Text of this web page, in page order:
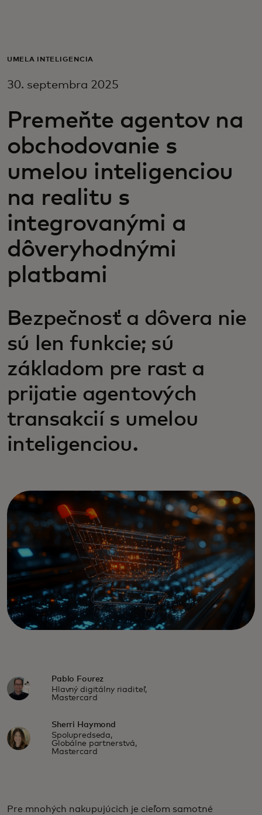
Pre firmy
Pre inovátorov
Novinky a trendy
UMELÁ INTELIGENCIA
30. septembra 2025
Premeňte agentov na
obchodovanie s
umelou inteligenciou
na realitu s
integrovanými a
dôveryhodnými
platbami
Bezpečnosť a dôvera nie
sú len funkcie; sú
základom pre rast a
prijatie agentových
transakcií s umelou
inteligenciou.
Pablo Fourez
Hlavný digitálny riaditeľ,
Mastercard
Sherri Haymond
Spolupredseda,
Globálne partnerstvá,
Mastercard
Pre mnohých nakupujúcich je cieľom samotné